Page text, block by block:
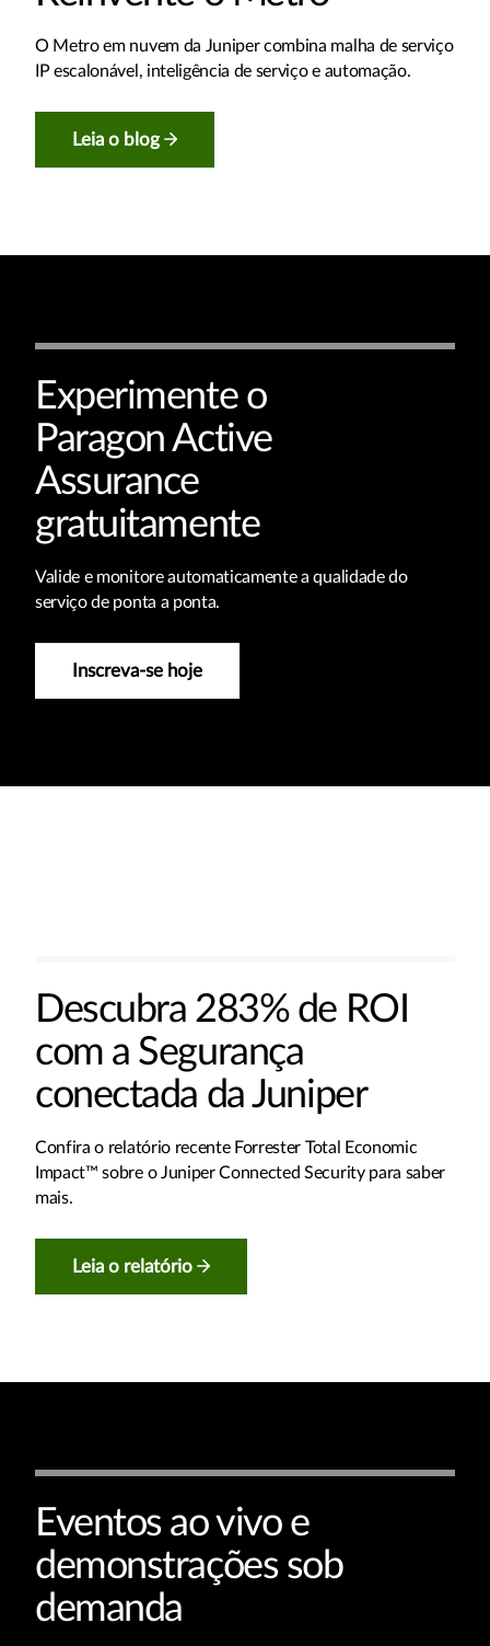
O Metro em nuvem da Juniper combina malha de serviço
IP escalonável, inteligência de serviço e automação.
Leia o blog
Experimente o
Paragon Active
Assurance
gratuitamente
Valide e monitore automaticamente a qualidade do
serviço de ponta a ponta.
Inscreva-se hoje
Descubra 283% de ROI
com a Segurança
conectada da Juniper
Confira o relatório recente Forrester Total Economic
Impact™ sobre o Juniper Connected Security para saber
mais.
Leia o relatório
Eventos ao vivo e
demonstrações sob
demanda